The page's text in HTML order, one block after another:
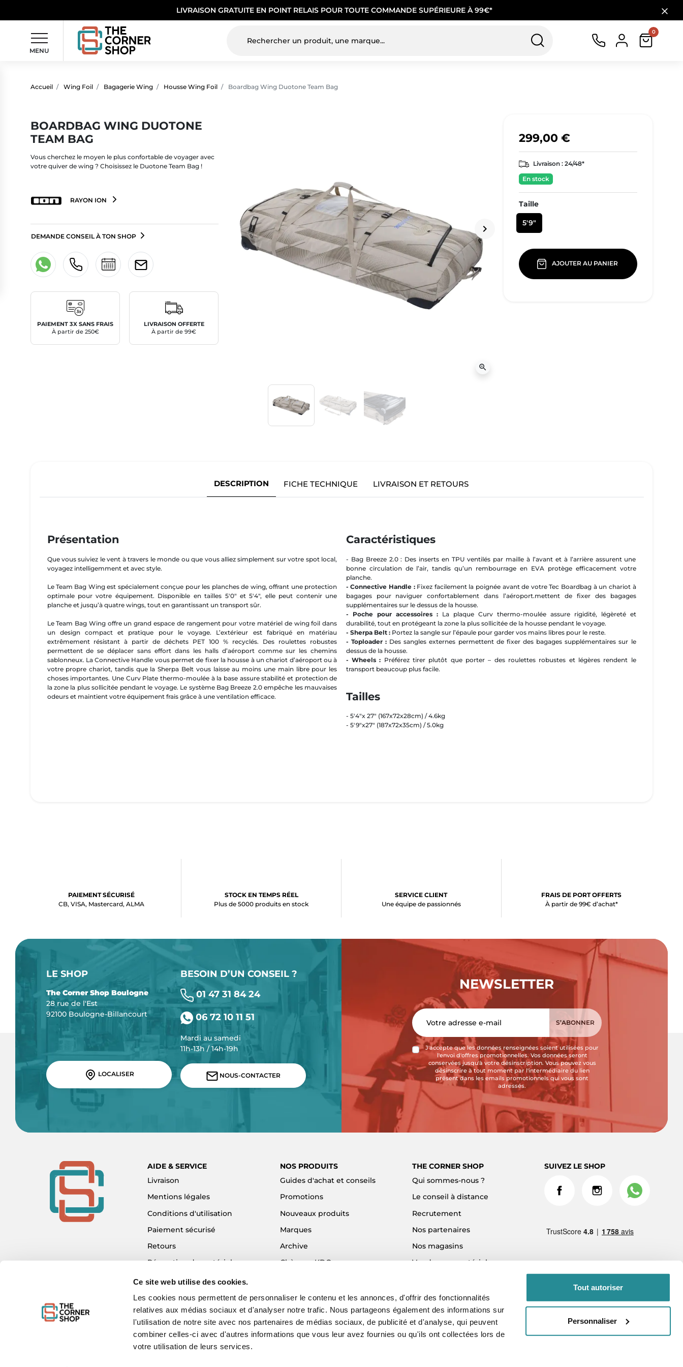
Ce site web utilise des cookies.
Les cookies nous permettent de personnaliser le contenu et les annonces, d'offrir des fonctionnalités
relatives aux médias sociaux et d'analyser notre trafic. Nous partageons également des informations sur
l'utilisation de notre site avec nos partenaires de médias sociaux, de publicité et d'analyse, qui peuvent
combiner celles-ci avec d'autres informations que vous leur avez fournies ou qu'ils ont collectées lors de
votre utilisation de leurs services.
Tout autoriser
Personnaliser
LIVRAISON GRATUITE EN POINT RELAIS POUR TOUTE COMMANDE SUPÉRIEURE À 99€*
MENU
0
Accueil Wing Foil Bagagerie Wing Housse Wing Foil Boardbag Wing Duotone Team Bag
Suivant
keyboard_arrow_right
zoom_in
BOARDBAG WING DUOTONE
TEAM BAG
Vous cherchez le moyen le plus confortable de voyager avec
votre quiver de wing ? Choisissez le Duotone Team Bag !
RAYON ION
DEMANDE CONSEIL À TON SHOP
PAIEMENT 3X SANS FRAIS
À partir de 250€
LIVRAISON OFFERTE
À partir de 99€
299,00 €
Livraison :24/48*
En stock
Taille
5'9"
AJOUTER AU PANIER
DESCRIPTION FICHE TECHNIQUE LIVRAISON ET RETOURS
Présentation
Que vous suiviez le vent à travers le monde ou que vous alliez simplement sur votre spot local,
voyagez intelligemment et avec style.
Le Team Bag Wing est spécialement conçue pour les planches de wing, offrant une protection
optimale pour votre équipement. Disponible en tailles 5'0" et 5'4", elle peut contenir une
planche et jusqu’à quatre wings, tout en garantissant un transport sûr.
Le Team Bag Wing offre un grand espace de rangement pour votre matériel de wing foil dans
un design compact et pratique pour le voyage. L’extérieur est fabriqué en matériau
extrêmement résistant à partir de déchets PET 100 % recyclés. Des roulettes robustes
permettent de se déplacer sans effort dans les halls d’aéroport comme sur les chemins
sablonneux. La Connective Handle vous permet de fixer la housse à un chariot d’aéroport ou à
votre propre chariot, tandis que la Sherpa Belt vous laisse au moins une main libre pour les
choses importantes. Une Curv Plate thermo-moulée à la base assure stabilité et protection de
la zone la plus sollicitée pendant le voyage. Le système Bag Breeze 2.0 empêche les mauvaises
odeurs et maintient votre équipement frais grâce à une ventilation efficace.
Caractéristiques
- Bag Breeze 2.0 : Des inserts en TPU ventilés par maille à l’avant et à l’arrière assurent une
bonne circulation de l’air, tandis qu’un rembourrage en EVA protège efficacement votre
planche.
- Connective Handle :Fixez facilement la poignée avant de votre Tec Boardbag à un chariot à
bagages pour naviguer confortablement dans l’aéroport.mettent de fixer des bagages
supplémentaires sur le dessus de la housse.
- Poche pour accessoires :La plaque Curv thermo-moulée assure rigidité, légèreté et
durabilité, tout en protégeant la zone la plus sollicitée de la housse pendant le voyage.
- Sherpa Belt :Portez la sangle sur l’épaule pour garder vos mains libres pour le reste.
- Toploader : Des sangles externes permettent de fixer des bagages supplémentaires sur le
dessus de la housse.
- Wheels : Préférez tirer plutôt que porter – des roulettes robustes et légères rendent le
transport beaucoup plus facile.
Tailles
- 5'4"x 27" (167x72x28cm) / 4.6kg
- 5'9"x27" (187x72x35cm) / 5.0kg
PAIEMENT SÉCURISÉ
CB, VISA, Mastercard, ALMA
STOCK EN TEMPS RÉEL
Plus de 5000 produits en stock
SERVICE CLIENT
Une équipe de passionnés
FRAIS DE PORT OFFERTS
À partir de 99€ d’achat*
LE SHOP
The Corner Shop Boulogne
28 rue de l'Est
92100 Boulogne-Billancourt
LOCALISER
BESOIN D’UN CONSEIL ?
01 47 31 84 24
06 72 10 11 51
Mardi au samedi
11h-13h / 14h-19h
NOUS-CONTACTER
NEWSLETTER
J'accepte que les données renseignées soient utilisées pour
l'envoi d'offres promotionnelles. Vos données seront
conservées jusqu'à votre désinscription. Vous pouvez vous
désinscrire à tout moment par l'intermédiaire du lien
présent dans les emails promotionnels qui vous sont
adressés.
AIDE & SERVICE
Livraison
Mentions légales
Conditions d'utilisation
Paiement sécurisé
Retours
Réparation de matériel
Détaxe - Tax Refund
Garantie & SAV
Plan du site
Mon compte
Nous contacter
NOS PRODUITS
Guides d'achat et conseils
Promotions
Nouveaux produits
Marques
Archive
Chèques KDO
THE CORNER SHOP
Qui sommes-nous ?
Le conseil à distance
Recrutement
Nos partenaires
Nos magasins
Vendre son matériel
Blog
SUIVEZ LE SHOP